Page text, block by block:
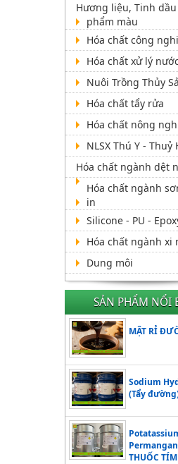
Hương liệu, Tinh dầu
phẩm màu
Hóa chất công
Hóa chất xử lý nước
Nuôi Trồng Thủy
Hóa chất tẩy rửa
Hóa chất nông
NLSX Thú Y - Thuỷ
Hóa chất ngành dệt
Hóa chất ngành
in
Silicone - PU -
Hóa chất ngành xi
Dung môi
SẢN PHẨM NỔI
MẬT RỈ
Sodium
(Tẩy
THUỐC